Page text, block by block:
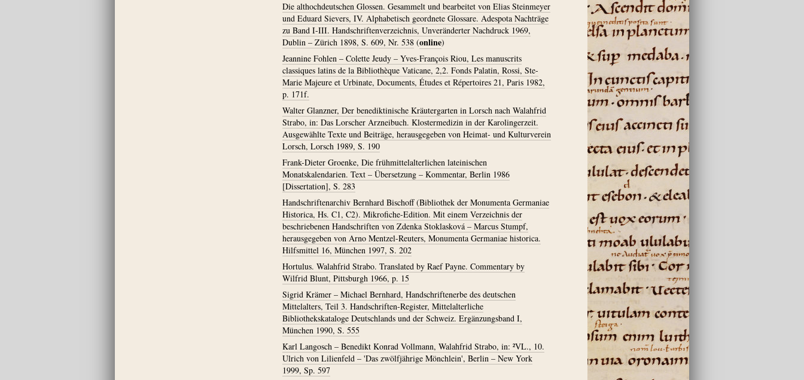
Die althochdeutschen Glossen. Gesammelt und bearbeitet von Elias Steinmeyer
und Eduard Sievers, IV. Alphabetisch geordnete Glossare. Adespota Nachträge
zu Band I-III. Handschriftenverzeichnis, Unveränderter Nachdruck 1969,
Dublin – Zürich 1898, S. 609, Nr. 538 (online)
Jeannine Fohlen – Colette Jeudy – Yves-François Riou, Les manuscrits
classiques latins de la Bibliothèque Vaticane, 2,2. Fonds Palatin, Rossi, Ste-
Marie Majeure et Urbinate, Documents, Études et Répertoires 21, Paris 1982,
p. 171f.
Walter Glanzner, Der benediktinische Kräutergarten in Lorsch nach Walahfrid
Strabo, in: Das Lorscher Arzneibuch. Klostermedizin in der Karolingerzeit.
Ausgewählte Texte und Beiträge, herausgegeben von Heimat- und Kulturverein
Lorsch, Lorsch 1989, S. 190
Frank-Dieter Groenke, Die frühmittelalterlichen lateinischen
Monatskalendarien. Text – Übersetzung – Kommentar, Berlin 1986
[Dissertation], S. 283
Handschriftenarchiv Bernhard Bischoff (Bibliothek der Monumenta Germaniae
Historica, Hs. C1, C2). Mikrofiche-Edition. Mit einem Verzeichnis der
beschriebenen Handschriften von Zdenka Stoklasková – Marcus Stumpf,
herausgegeben von Arno Mentzel-Reuters, Monumenta Germaniae historica.
Hilfsmittel 16, München 1997, S. 202
Hortulus. Walahfrid Strabo. Translated by Raef Payne. Commentary by
Wilfrid Blunt, Pittsburgh 1966, p. 15
Sigrid Krämer – Michael Bernhard, Handschriftenerbe des deutschen
Mittelalters, Teil 3. Handschriften-Register, Mittelalterliche
Bibliothekskataloge Deutschlands und der Schweiz. Ergänzungsband I,
München 1990, S. 555
Karl Langosch – Benedikt Konrad Vollmann, Walahfrid Strabo, in: ²VL., 10.
Ulrich von Lilienfeld – 'Das zwölfjährige Mönchlein', Berlin – New York
1999, Sp. 597